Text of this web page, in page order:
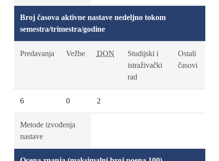
Broj časova aktivne nastave nedeljno tokom
semestra/trimestra/godine
Predavanja Vežbe DON
Studijski i
istraživački
rad
Ostali
časovi
6 0 2
Metode izvođenja
nastave